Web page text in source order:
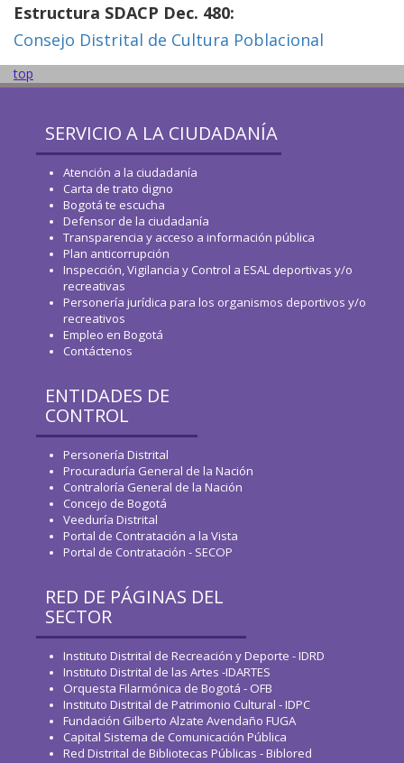
Estructura SDACP Dec. 480:
Consejo Distrital de Cultura Poblacional
top
SERVICIO A LA CIUDADANÍA
Atención a la ciudadanía
Carta de trato digno
Bogotá te escucha
Defensor de la ciudadanía
Transparencia y acceso a información pública
Plan anticorrupción
Inspección, Vigilancia y Control a ESAL deportivas y/o
recreativas
Personería jurídica para los organismos deportivos y/o
recreativos
Empleo en Bogotá
Contáctenos
ENTIDADES DE
CONTROL
Personería Distrital
Procuraduría General de la Nación
Contraloría General de la Nación
Concejo de Bogotá
Veeduría Distrital
Portal de Contratación a la Vista
Portal de Contratación - SECOP
RED DE PÁGINAS DEL
SECTOR
Instituto Distrital de Recreación y Deporte - IDRD
Instituto Distrital de las Artes -IDARTES
Orquesta Filarmónica de Bogotá - OFB
Instituto Distrital de Patrimonio Cultural - IDPC
Fundación Gilberto Alzate Avendaño FUGA
Capital Sistema de Comunicación Pública
Red Distrital de Bibliotecas Públicas - Biblored